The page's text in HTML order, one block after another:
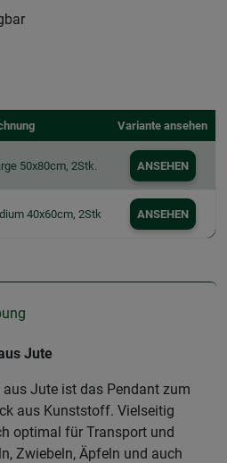
Variante ansehen
50x80cm, 2Stk. ANSEHEN
40x60cm, 2Stk ANSEHEN
Jute
Jute ist das Pendant zum
aus Kunststoff. Vielseitig
optimal für Transport und
Zwiebeln, Äpfeln und auch